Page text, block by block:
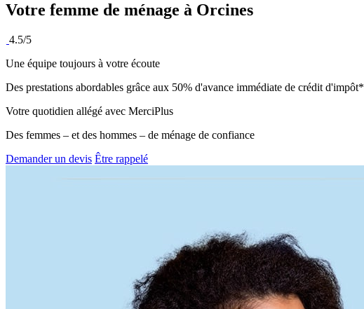
Votre femme de ménage à Orcines
4.5/5
Une équipe toujours à votre écoute
Des prestations abordables grâce aux 50% d'avance immédiate de crédit d'impôt*
Votre quotidien allégé avec MerciPlus
Des femmes – et des hommes – de ménage de confiance
Demander un devis Être rappelé